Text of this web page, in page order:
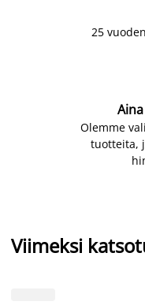
25
Olemme
tuotteita,
Viimeksi